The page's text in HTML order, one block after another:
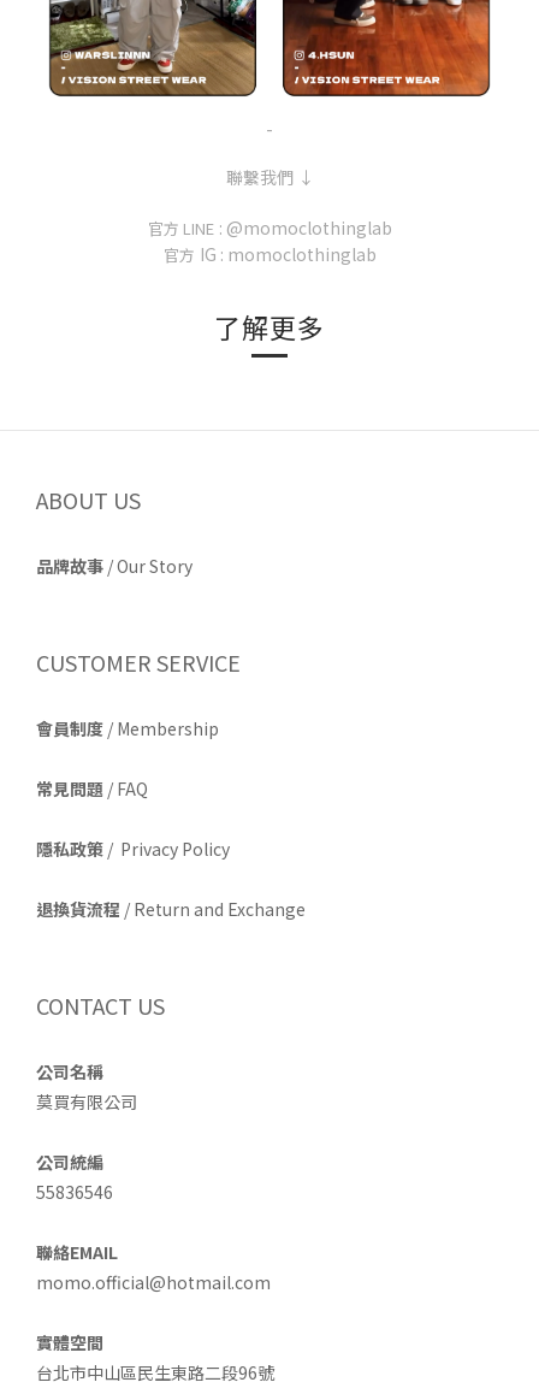
-
聯繫我們 ↓
官方 LINE : @momoclothinglab
官方 IG : momoclothinglab
了解更多
ABOUT US
品牌故事 /Our Story
CUSTOMER SERVICE
會員制度 / Membership
常見問題 / FAQ
隱私政策 / Privacy Policy
退換貨流程 / Return and Exchange
CONTACT US
公司名稱
莫買有限公司
公司統編
55836546
聯絡EMAIL
momo.official@hotmail.com
實體空間
台北市中山區民生東路二段96號